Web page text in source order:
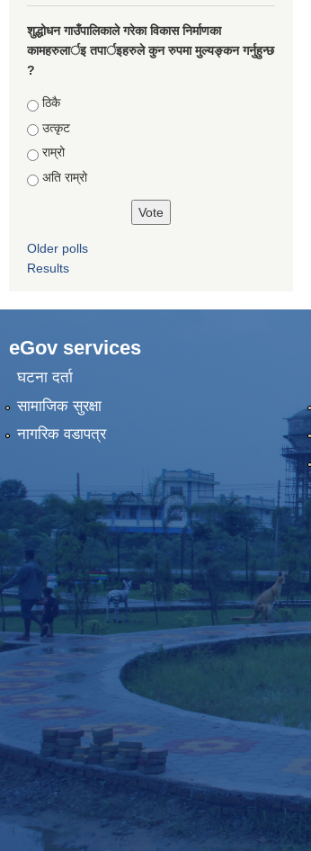
शुद्धोधन गाउँपालिकाले गरेका विकास निर्माणका
कामहरुलार्इ तपार्इहरुले कुन रुपमा मुल्यङ्कन गर्नुहुन्छ
?
Choices
ठिकै
उत्कृट
राम्रो
अति राम्रो
Older polls
Results
eGov services
घटना दर्ता
सामाजिक सुरक्षा
नागरिक वडापत्र